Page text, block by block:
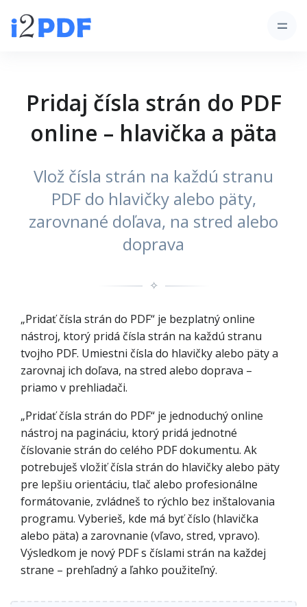
Pridaj čísla strán do PDF
online – hlavička a päta
Vlož čísla strán na každú stranu
PDF do hlavičky alebo päty,
zarovnané doľava, na stred alebo
doprava
✧
„Pridať čísla strán do PDF“ je bezplatný online
nástroj, ktorý pridá čísla strán na každú stranu
tvojho PDF. Umiestni čísla do hlavičky alebo päty a
zarovnaj ich doľava, na stred alebo doprava –
priamo v prehliadači.
„Pridať čísla strán do PDF“ je jednoduchý online
nástroj na pagináciu, ktorý pridá jednotné
číslovanie strán do celého PDF dokumentu. Ak
potrebuješ vložiť čísla strán do hlavičky alebo päty
pre lepšiu orientáciu, tlač alebo profesionálne
formátovanie, zvládneš to rýchlo bez inštalovania
programu. Vyberieš, kde má byť číslo (hlavička
alebo päta) a zarovnanie (vľavo, stred, vpravo).
Výsledkom je nový PDF s číslami strán na každej
strane – prehľadný a ľahko použiteľný.